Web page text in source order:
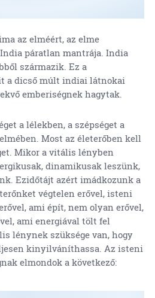
az elméért, az elme
páratlan mantrája. India
származik. Ez a
a dicső múlt indiai látnokai
emberiségnek hagytak.
a lélekben, a szépséget a
Most az életerőben kell
Mikor a vitális lényben
dinamikusak leszünk,
Ezidőtájt azért imádkozunk a
végtelen erővel, isteni
ami épít, nem olyan erővel,
ami energiával tölt fel
lénynek szüksége van, hogy
kinyilváníthassa. Az isteni
elmondok a következő: